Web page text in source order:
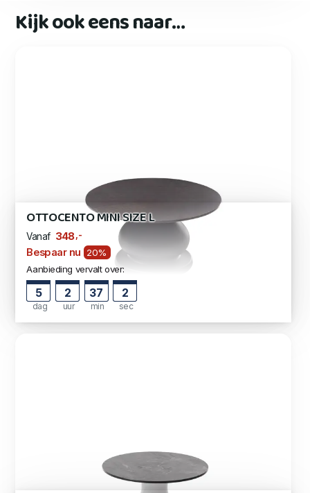
Kijk ook eens naar…
OTTOCENTO MINI SIZE L
Vanaf 348,-
Bespaar nu
20%
Aanbieding vervalt over:
5
dag
2
uur
37
min
1
sec